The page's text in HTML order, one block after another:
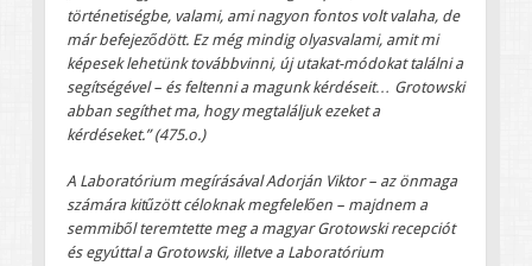
történetiségbe, valami, ami nagyon fontos volt valaha, de
már befejeződött. Ez még mindig olyasvalami, amit mi
képesek lehetünk továbbvinni, új utakat-módokat találni a
segítségével – és feltenni a magunk kérdéseit… Grotowski
abban segíthet ma, hogy megtaláljuk ezeket a
kérdéseket.” (475.o.)
A Laboratórium megírásával Adorján Viktor – az önmaga
számára kitűzött céloknak megfelelően – majdnem a
semmiből teremtette meg a magyar Grotowski recepciót
és egyúttal a Grotowski, illetve a Laboratórium